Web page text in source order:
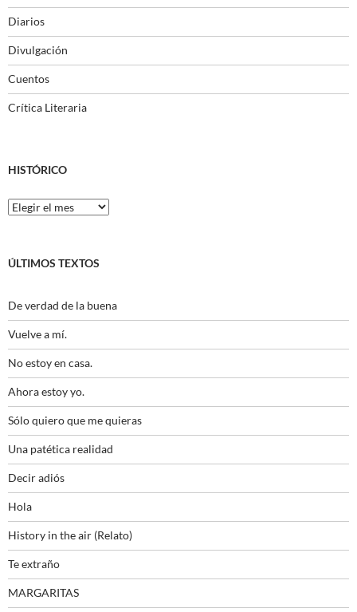
Diarios
Divulgación
Cuentos
Crítica Literaria
HISTÓRICO
Histórico
ÚLTIMOS TEXTOS
De verdad de la buena
Vuelve a mí.
No estoy en casa.
Ahora estoy yo.
Sólo quiero que me quieras
Una patética realidad
Decir adiós
Hola
History in the air (Relato)
Te extraño
MARGARITAS